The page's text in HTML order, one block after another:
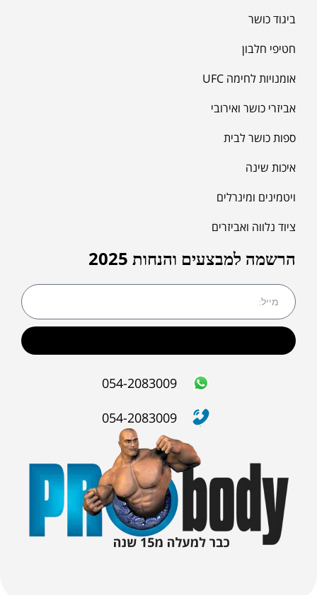
ביגוד כושר
חטיפי חלבון
אומנויות לחימה UFC
אביזרי כושר ואירובי
ספות כושר לבית
איכות שינה
ויטמינים ומינרלים
ציוד נלווה ואביזרים
הרשמה למבצעים והנחות 2025
054-2083009
054-2083009